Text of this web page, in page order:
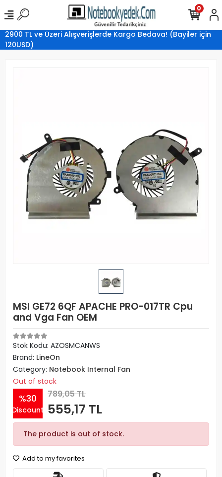
2900 TL ve Üzeri Alışverişlerde Kargo Bedava! (Bayiler için
120USD)
0
MSI GE72 6QF APACHE PRO-017TR Cpu
and Vga Fan OEM
Stok Kodu: AZOSMCANWS
Brand: LineOn
Category: Notebook Internal Fan
Out of stock
%30
Discount
789,05 TL
555,17 TL
The product is out of stock.
Add to my favorites